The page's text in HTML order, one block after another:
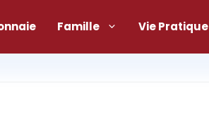
Famille Vie Pratique